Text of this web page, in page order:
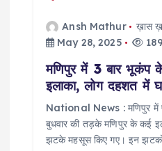
Ansh Mathur ख़ास
May 28, 2025
मणिपुर में 3 बार भूकंप
इलाका, लोग दहशत में
National News : मणिपुर में
बुधवार की तड़के मणिपुर के कई
झटके महसूस किए गए। इन